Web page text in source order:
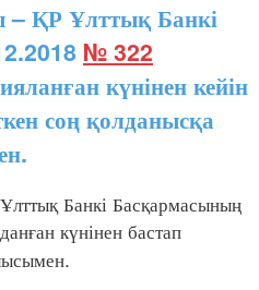
ҚР Ұлттық Банкі
№ 322
күнінен кейін
соң қолданысқа
Банкі Басқармасының
күнінен бастап